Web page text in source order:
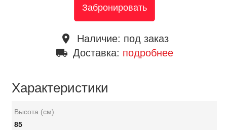
Забронировать
place Наличие: под заказ
local_shipping Доставка: подробнее
Характеристики
Высота (см)
85